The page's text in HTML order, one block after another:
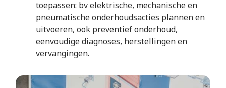
toepassen: bv elektrische, mechanische en
pneumatische onderhoudsacties plannen en
uitvoeren, ook preventief onderhoud,
eenvoudige diagnoses, herstellingen en
vervangingen.